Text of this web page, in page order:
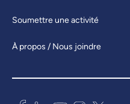
Soumettre une activité
À propos / Nous joindre